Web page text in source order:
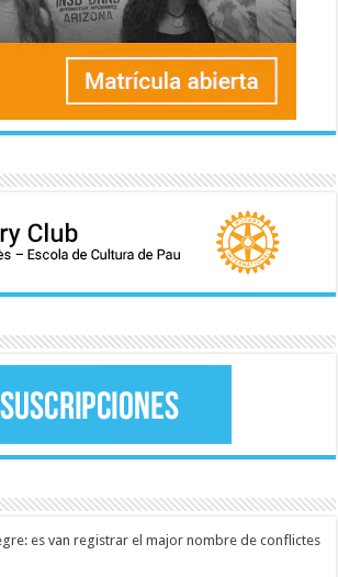
es van registrar el major nombre de conflictes